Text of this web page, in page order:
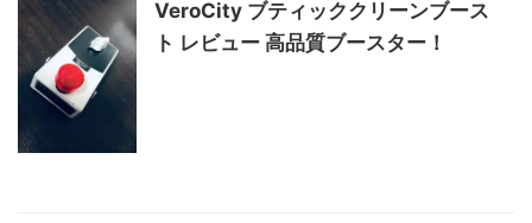
VeroCity ブティッククリーンブース
ト レビュー 高品質ブースター！